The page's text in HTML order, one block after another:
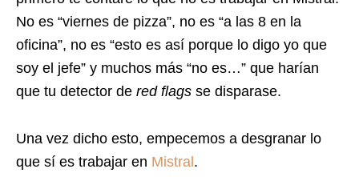
No es “viernes de pizza”, no es “a las 8 en la
oficina”, no es “esto es así porque lo digo yo que
soy el jefe” y muchos más “no es…” que harían
que tu detector de red flags se disparase.
Una vez dicho esto, empecemos a desgranar lo
que sí es trabajar en Mistral.